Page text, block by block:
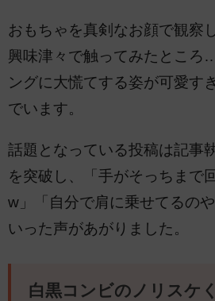
おもちゃを真剣なお顔で観察
興味津々で触ってみたところ
ングに大慌てする姿が可愛す
でいます。
話題となっている投稿は記事
を突破し、「手がそっちまで
w」「自分で肩に乗せてるの
いった声があがりました。
白黒コンビのノリスケ